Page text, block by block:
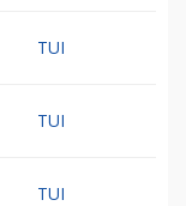
TUI
TUI
TUI